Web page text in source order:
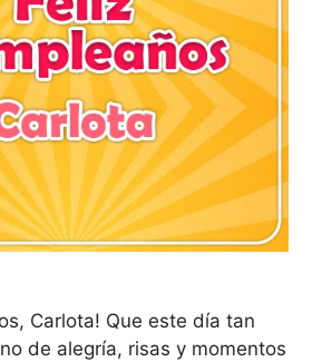
Carlota! Que este día tan
de alegría, risas y momentos